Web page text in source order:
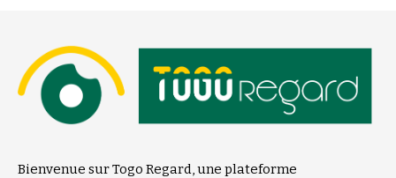
Bienvenue sur Togo Regard, une plateforme